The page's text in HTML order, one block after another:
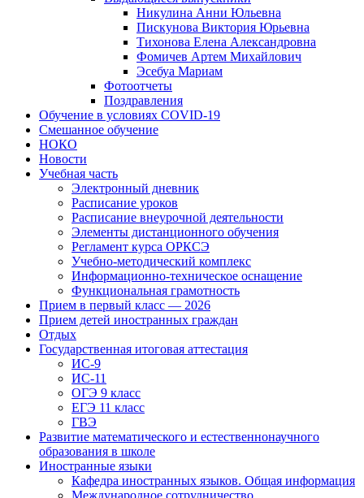
Никулина Анни Юльевна
Пискунова Виктория Юрьевна
Тихонова Елена Александровна
Фомичев Артем Михайлович
Эсебуа Мариам
Фотоотчеты
Поздравления
Обучение в условиях COVID-19
Смешанное обучение
НОКО
Новости
Учебная часть
Электронный дневник
Расписание уроков
Расписание внеурочной деятельности
Элементы дистанционного обучения
Регламент курса ОРКСЭ
Учебно-методический комплекс
Информационно-техническое оснащение
Функциональная грамотность
Прием в первый класс — 2026
Прием детей иностранных граждан
Отдых
Государственная итоговая аттестация
ИС-9
ИС-11
ОГЭ 9 класс
ЕГЭ 11 класс
ГВЭ
Развитие математического и естественнонаучного
образования в школе
Иностранные языки
Кафедра иностранных языков. Общая информация